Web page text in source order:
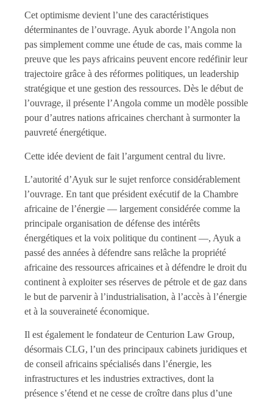
Cet optimisme devient l’une des caractéristiques
déterminantes de l’ouvrage. Ayuk aborde l’Angola non
pas simplement comme une étude de cas, mais comme la
preuve que les pays africains peuvent encore redéfinir leur
trajectoire grâce à des réformes politiques, un leadership
stratégique et une gestion des ressources. Dès le début de
l’ouvrage, il présente l’Angola comme un modèle possible
pour d’autres nations africaines cherchant à surmonter la
pauvreté énergétique.
Cette idée devient de fait l’argument central du livre.
L’autorité d’Ayuk sur le sujet renforce considérablement
l’ouvrage. En tant que président exécutif de la Chambre
africaine de l’énergie — largement considérée comme la
principale organisation de défense des intérêts
énergétiques et la voix politique du continent —, Ayuk a
passé des années à défendre sans relâche la propriété
africaine des ressources africaines et à défendre le droit du
continent à exploiter ses réserves de pétrole et de gaz dans
le but de parvenir à l’industrialisation, à l’accès à l’énergie
et à la souveraineté économique.
Il est également le fondateur de Centurion Law Group,
désormais CLG, l’un des principaux cabinets juridiques et
de conseil africains spécialisés dans l’énergie, les
infrastructures et les industries extractives, dont la
présence s’étend et ne cesse de croître dans plus d’une